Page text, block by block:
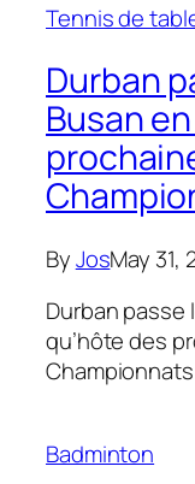
Tennis de
Durban
Busan
ByJosMay 31,
Durban passe
qu’hôte des
Badminton